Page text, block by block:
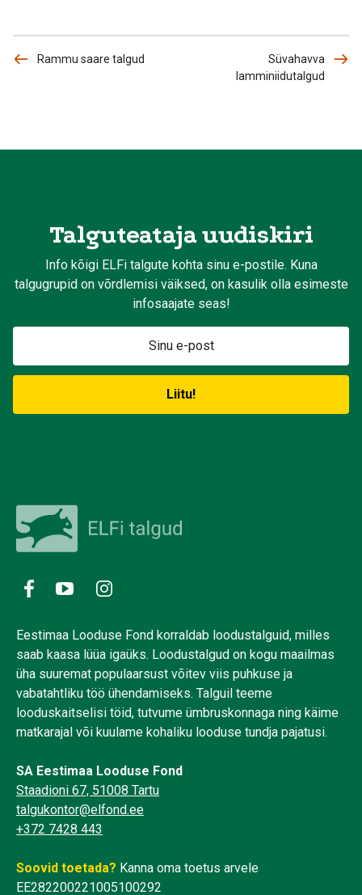
Rammu saare talgud
Süvahavva
lamminiidutalgud
Talguteataja uudiskiri
Info kõigi ELFi talgute kohta sinu e-postile. Kuna
talgugrupid on võrdlemisi väiksed, on kasulik olla esimeste
infosaajate seas!
Eestimaa Looduse Fond korraldab loodustalguid, milles
saab kaasa lüüa igaüks. Loodustalgud on kogu maailmas
üha suuremat populaarsust võitev viis puhkuse ja
vabatahtliku töö ühendamiseks. Talguil teeme
looduskaitselisi töid, tutvume ümbruskonnaga ning käime
matkarajal või kuulame kohaliku looduse tundja pajatusi.
SA Eestimaa Looduse Fond
Staadioni 67, 51008 Tartu
talgukontor@elfond.ee
+372 7428 443
Soovid toetada? Kanna oma toetus arvele
EE282200221005100292